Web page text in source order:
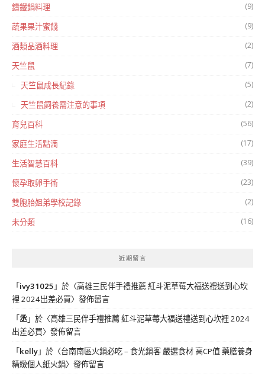
鑄鐵鍋料理 (9)
蔬果果汁蜜餞 (9)
酒類品酒料理 (2)
天竺鼠 (7)
天竺鼠成長紀錄 (5)
天竺鼠飼養需注意的事項 (2)
育兒百科 (56)
家庭生活點滴 (17)
生活智慧百科 (39)
懷孕取卵手術 (23)
雙胞胎姐弟學校記錄 (2)
未分類 (16)
近期留言
「 ivy31025 」於〈高雄三民伴手禮推薦 紅斗泥草莓大福送禮送到心坎
裡 2024出差必買〉發佈留言
「丞」於〈高雄三民伴手禮推薦 紅斗泥草莓大福送禮送到心坎裡 2024
出差必買〉發佈留言
「 kelly」於〈台南南區火鍋必吃 – 食光鍋客 嚴選食材 高CP值 藥膳養身
精緻個人紙火鍋〉發佈留言